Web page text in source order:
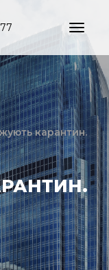
карантин.